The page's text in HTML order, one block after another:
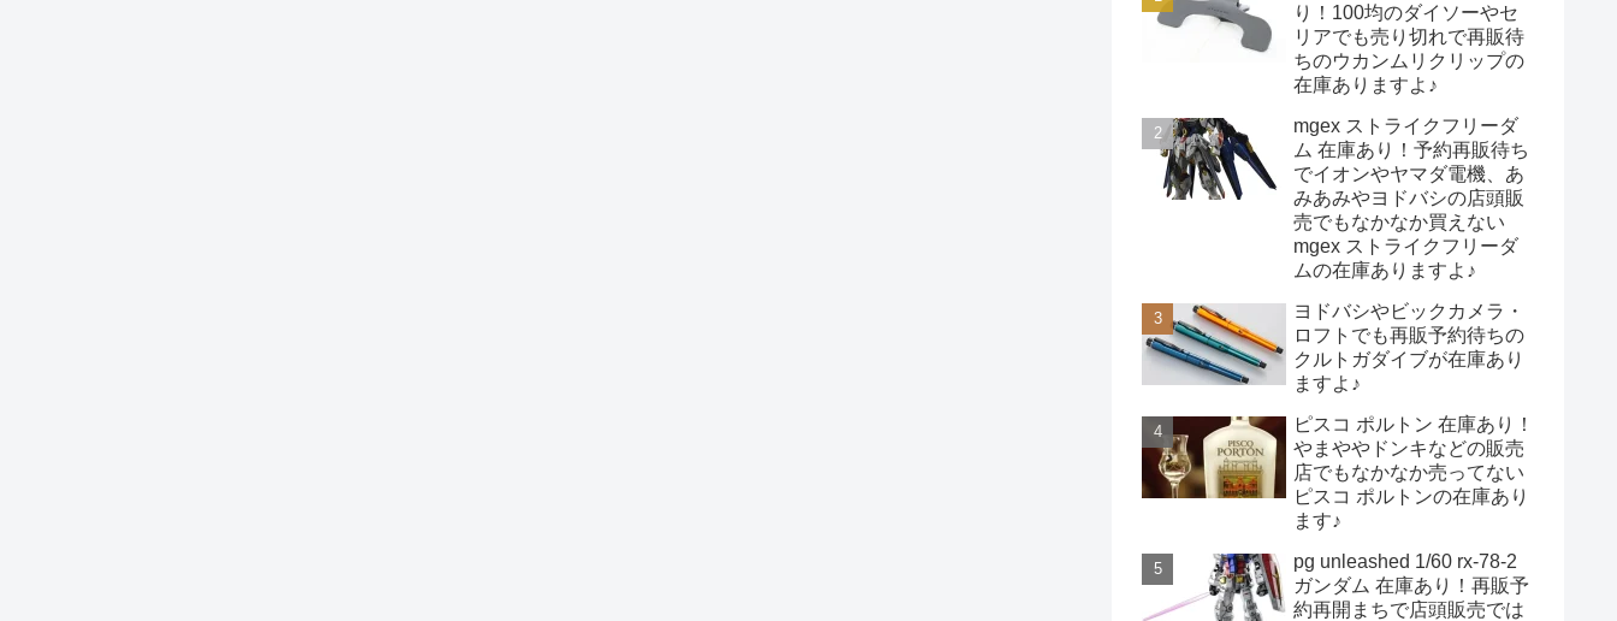
り！100均のダイソーやセ
リアでも売り切れで再販待
ちのウカンムリクリップの
在庫ありますよ♪
mgex ストライクフリーダ
ム 在庫あり！予約再販待ち
でイオンやヤマダ電機、あ
みあみやヨドバシの店頭販
売でもなかなか買えない
mgex ストライクフリーダ
ムの在庫ありますよ♪
ヨドバシやビックカメラ・
ロフトでも再販予約待ちの
クルトガダイブが在庫あり
ますよ♪
ピスコ ポルトン 在庫あり！
やまややドンキなどの販売
店でもなかなか売ってない
ピスコ ポルトンの在庫あり
ます♪
pg unleashed 1/60 rx-78-2
ガンダム 在庫あり！再販予
約再開まちで店頭販売では